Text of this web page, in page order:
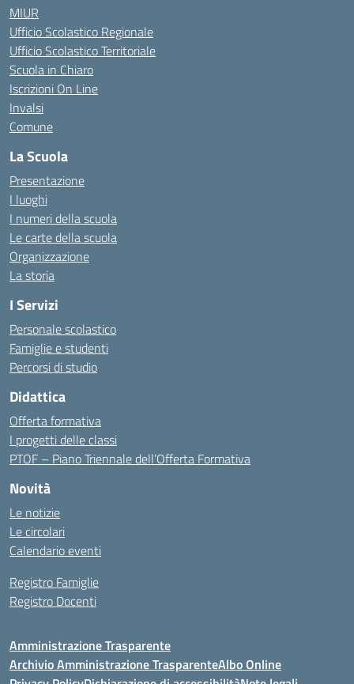
MIUR
Ufficio Scolastico Regionale
Ufficio Scolastico Territoriale
Scuola in Chiaro
Iscrizioni On Line
Invalsi
Comune
La Scuola
Presentazione
I luoghi
I numeri della scuola
Le carte della scuola
Organizzazione
La storia
I Servizi
Personale scolastico
Famiglie e studenti
Percorsi di studio
Didattica
Offerta formativa
I progetti delle classi
PTOF – Piano Triennale dell’Offerta Formativa
Novità
Le notizie
Le circolari
Calendario eventi
Registro Famiglie
Registro Docenti
Amministrazione Trasparente
Archivio Amministrazione TrasparenteAlbo Online